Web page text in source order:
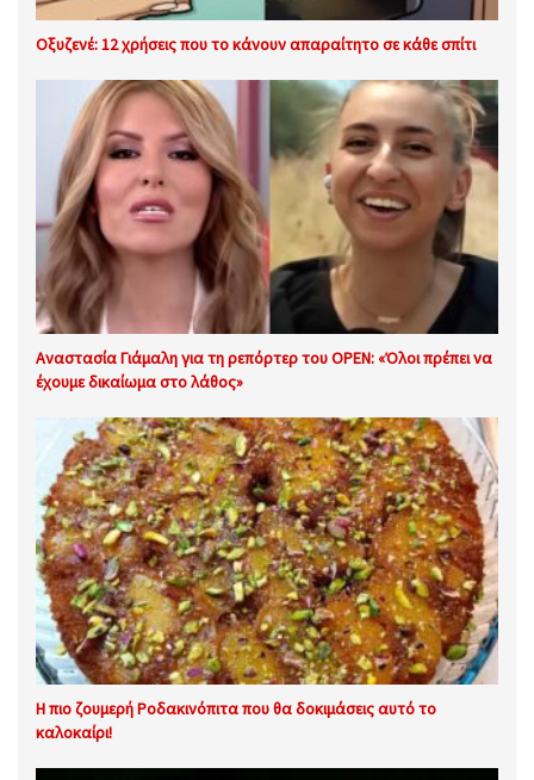
Οξυζενέ: 12 χρήσεις που το κάνουν απαραίτητο σε κάθε σπίτι
Αναστασία Γιάμαλη για τη ρεπόρτερ του OPEN: «Όλοι πρέπει να
έχουμε δικαίωμα στο λάθος»
Η πιο ζουμερή Ροδακινόπιτα που θα δοκιμάσεις αυτό το
καλοκαίρι!